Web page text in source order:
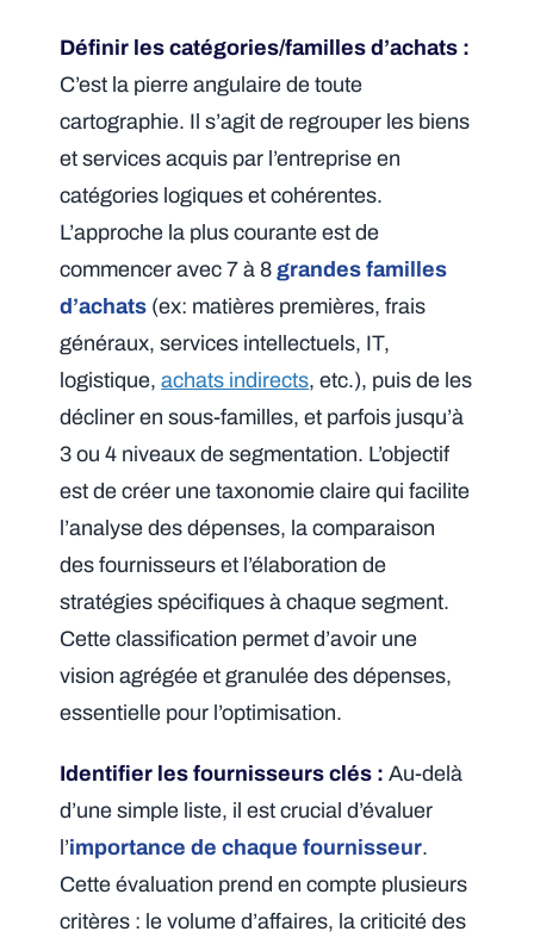
Définir les catégories/familles d’achats :
C’est la pierre angulaire de toute
cartographie. Il s’agit de regrouper les biens
et services acquis par l’entreprise en
catégories logiques et cohérentes.
L’approche la plus courante est de
commencer avec 7 à 8grandes familles
d’achats (ex: matières premières, frais
généraux, services intellectuels, IT,
logistique,achats indirects, etc.), puis de les
décliner en sous-familles, et parfois jusqu’à
3 ou 4 niveaux de segmentation. L’objectif
est de créer une taxonomie claire qui facilite
l’analyse des dépenses, la comparaison
des fournisseurs et l’élaboration de
stratégies spécifiques à chaque segment.
Cette classification permet d’avoir une
vision agrégée et granulée des dépenses,
essentielle pour l’optimisation.
Identifier les fournisseurs clés : Au-delà
d’une simple liste, il est crucial d’évaluer
l’importance de chaque fournisseur.
Cette évaluation prend en compte plusieurs
critères : le volume d’affaires, la criticité des